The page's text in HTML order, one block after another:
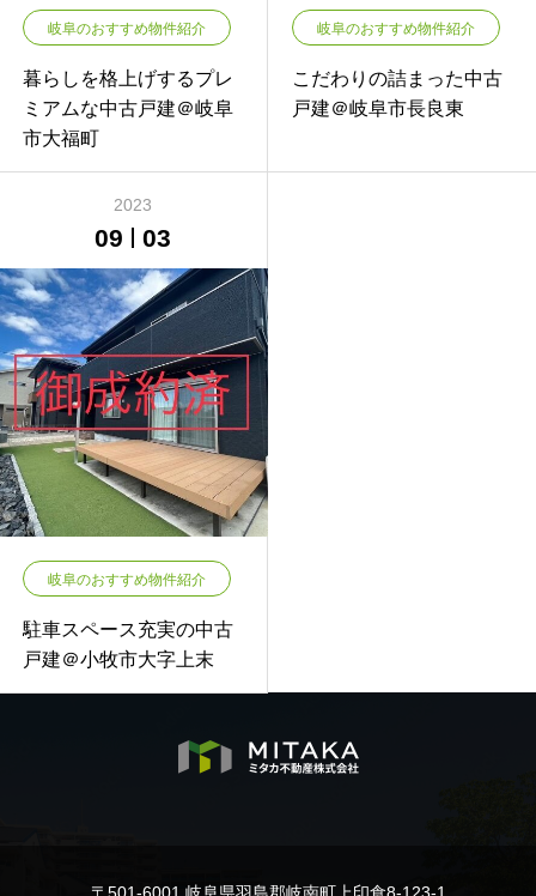
岐阜のおすすめ物件紹介
暮らしを格上げするプレ
ミアムな中古戸建＠岐阜
市大福町
岐阜のおすすめ物件紹介
こだわりの詰まった中古
戸建＠岐阜市長良東
2023
09 03
岐阜のおすすめ物件紹介
駐車スペース充実の中古
戸建＠小牧市大字上末